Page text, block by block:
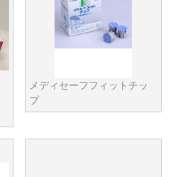
メディセーフフィットチッ
プ